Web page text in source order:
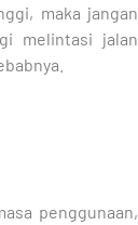
maka jangan
melintasi jalan
penggunaan,